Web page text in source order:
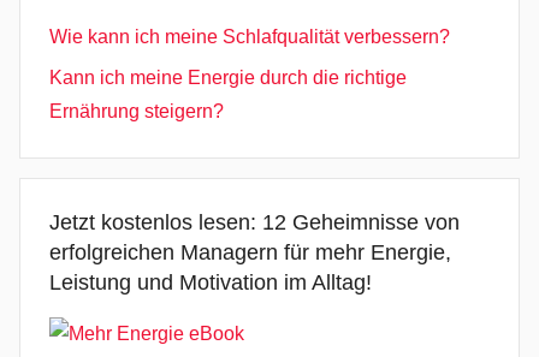
Wie kann ich meine Schlafqualität verbessern?
Kann ich meine Energie durch die richtige
Ernährung steigern?
Jetzt kostenlos lesen: 12 Geheimnisse von
erfolgreichen Managern für mehr Energie,
Leistung und Motivation im Alltag!